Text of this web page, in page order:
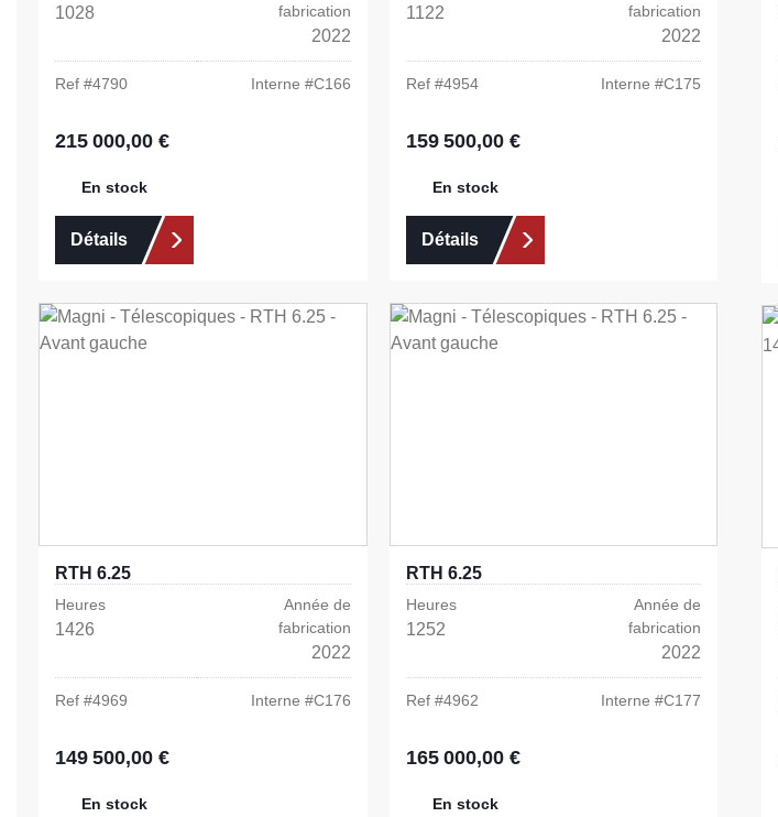
1028
fabrication
2022
Ref #4790 Interne #C166
Prix régulier :
215 000,00 €
En stock
Détails
1122
fabrication
2022
Ref #4954 Interne #C175
Prix régulier :
159 500,00 €
En stock
Détails
RTH 6.25
Heures
1426
Année de
fabrication
2022
Ref #4969 Interne #C176
Prix régulier :
149 500,00 €
En stock
RTH 6.25
Heures
1252
Année de
fabrication
2022
Ref #4962 Interne #C177
Prix régulier :
165 000,00 €
En stock